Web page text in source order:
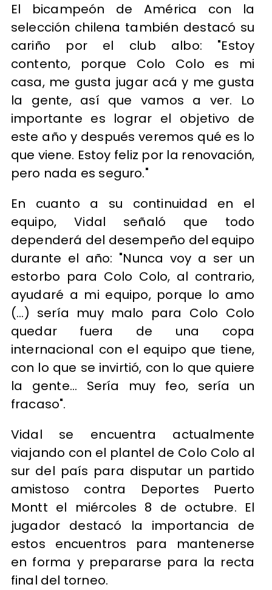
El bicampeón de América con la
selección chilena también destacó su
cariño por el club albo: "Estoy
contento, porque Colo Colo es mi
casa, me gusta jugar acá y me gusta
la gente, así que vamos a ver. Lo
importante es lograr el objetivo de
este año y después veremos qué es lo
que viene. Estoy feliz por la renovación,
pero nada es seguro."
En cuanto a su continuidad en el
equipo, Vidal señaló que todo
dependerá del desempeño del equipo
durante el año: "Nunca voy a ser un
estorbo para Colo Colo, al contrario,
ayudaré a mi equipo, porque lo amo
(...) sería muy malo para Colo Colo
quedar fuera de una copa
internacional con el equipo que tiene,
con lo que se invirtió, con lo que quiere
la gente… Sería muy feo, sería un
fracaso".
Vidal se encuentra actualmente
viajando con el plantel de Colo Colo al
sur del país para disputar un partido
amistoso contra Deportes Puerto
Montt el miércoles 8 de octubre. El
jugador destacó la importancia de
estos encuentros para mantenerse
en forma y prepararse para la recta
final del torneo.